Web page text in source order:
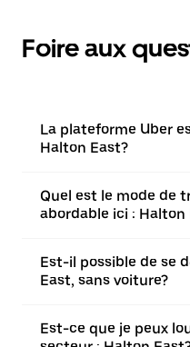
Foire aux
La plateforme Uber
Halton East?
Quel est le mode de
abordable ici : Halton
Est-il possible de se
East, sans voiture?
Est-ce que je peux